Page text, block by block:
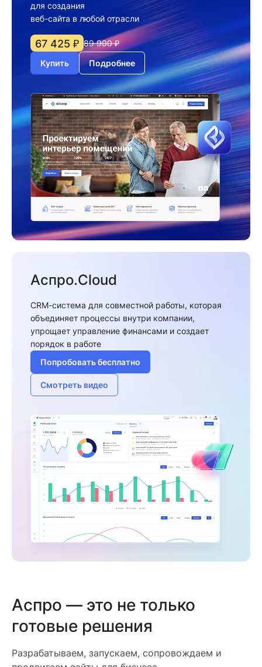
для создания
веб-сайта в любой отрасли
67 425 ₽ 89 900 ₽
Купить
Подробнее
Аспро.Cloud
CRM-система для совместной работы, которая
объединяет процессы внутри компании,
упрощает управление финансами и создает
порядок в работе
Попробовать бесплатно
Смотреть видео
Аспро — это не только
готовые решения
Разрабатываем, запускаем, сопровождаем и